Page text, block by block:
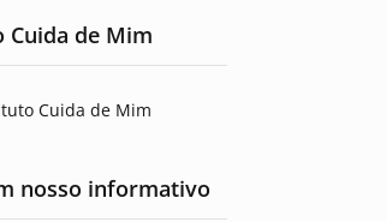
Cuida de Mim
nosso informativo